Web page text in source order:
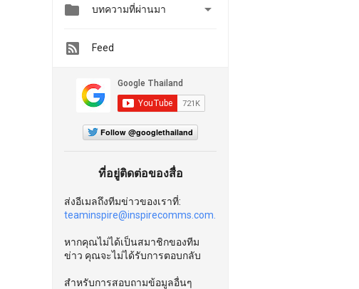
 บทความที่ผ่านมา 
Feed
Follow @googlethailand
ที่อยู่ติดต่อของสื่อ
ส่งอีเมลถึงทีมข่าวของเราที่:
teaminspire@inspirecomms.com.
หากคุณไม่ได้เป็นสมาชิกของทีม
ข่าว คุณจะไม่ได้รับการตอบกลับ
สำหรับการสอบถามข้อมูลอื่นๆ